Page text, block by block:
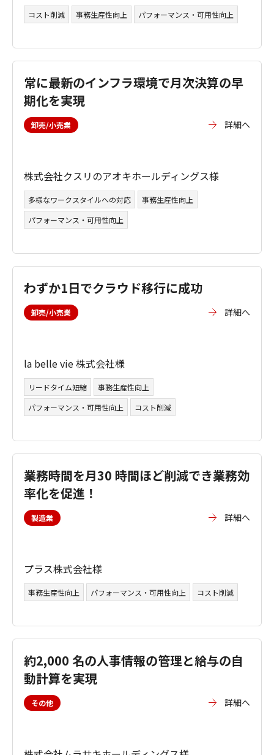
コスト削減 事務生産性向上 パフォーマンス・可用性向上
常に最新のインフラ環境で月次決算の早
期化を実現
卸売/小売業 詳細へ
株式会社クスリのアオキホールディングス様
多様なワークスタイルへの対応
事務生産性向上
パフォーマンス・可用性向上
わずか1日でクラウド移行に成功
卸売/小売業 詳細へ
la belle vie 株式会社様
リードタイム短縮
事務生産性向上
パフォーマンス・可用性向上
コスト削減
業務時間を月30 時間ほど削減でき業務効
率化を促進！
製造業 詳細へ
プラス株式会社様
事務生産性向上 パフォーマンス・可用性向上 コスト削減
約2,000 名の人事情報の管理と給与の自
動計算を実現
その他 詳細へ